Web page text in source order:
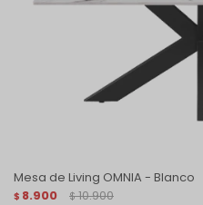
Mesa de Living OMNIA - Blanco
$ 8.900 $ 10.900